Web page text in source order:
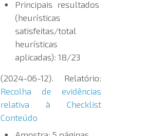
Principais resultados
(heurísticas
satisfeitas/total
heurísticas
aplicadas): 18/23
(2024-06-12). Relatório:
Recolha de evidências
relativa à Checklist
Conteúdo